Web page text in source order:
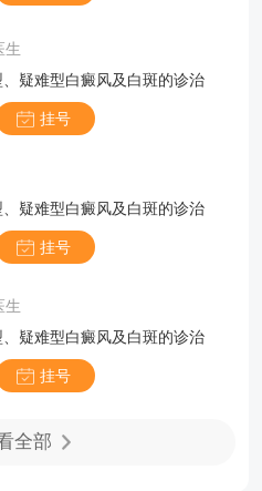
生
疑难型白癜风及白斑的诊治
挂号
疑难型白癜风及白斑的诊治
挂号
生
疑难型白癜风及白斑的诊治
挂号
全部